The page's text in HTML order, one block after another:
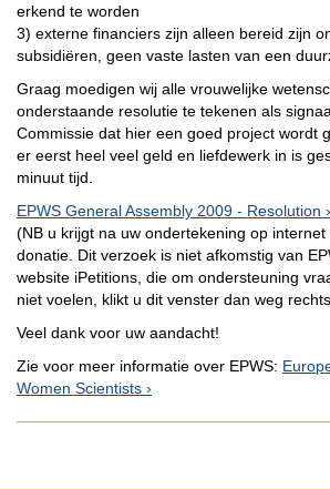
erkend te worden
3) externe financiers zijn alleen bereid zijn
subsidiëren, geen vaste lasten van een
Graag moedigen wij alle vrouwelijke
onderstaande resolutie te tekenen als
Commissie dat hier een goed project wordt
er eerst heel veel geld en liefdewerk in is
minuut tijd.
EPWS General Assembly 2009 - Resolution
(NB u krijgt na uw ondertekening op
donatie. Dit verzoek is niet afkomstig van
website iPetitions, die om ondersteuning
niet voelen, klikt u dit venster dan weg
Veel dank voor uw aandacht!
Zie voor meer informatie over EPWS:
Women Scientists